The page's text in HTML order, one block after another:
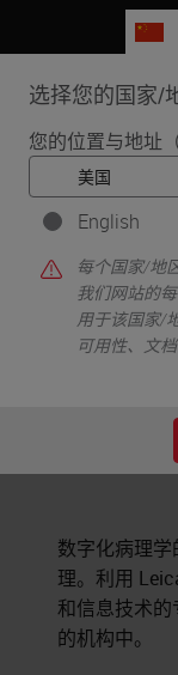
选择您的国家/
您的位置与地址
English
每个国家/地
我们网站的
用于该国家/
可用性、文
首页 • 数字病理学
管理
化
可扩
数字化病理
理。利用
和信息技术
的机构中。